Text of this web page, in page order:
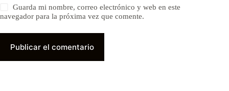
Guarda mi nombre, correo electrónico y web en este
navegador para la próxima vez que comente.
Publicar el comentario